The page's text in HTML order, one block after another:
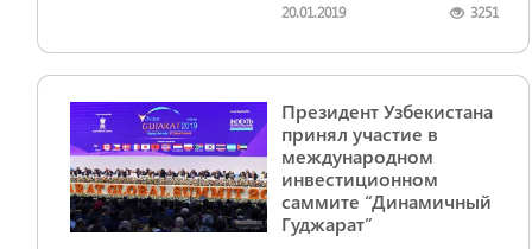
20.01.2019 3251
Президент Узбекистана
принял участие в
международном
инвестиционном
саммите “Динамичный
Гуджарат”